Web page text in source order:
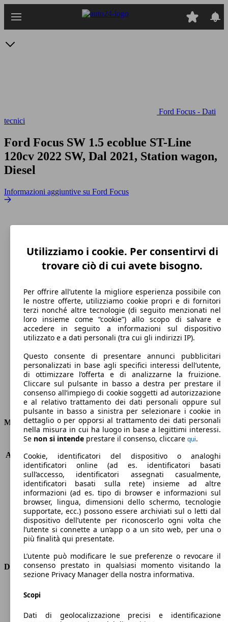
Ford Focus - Dati
tecnici
Ford Focus SW 1.5 ecoblue ST-Line
120cv 2022 SW, Dal 2021, Station wagon,
Diesel
Informazioni aggiuntive su Ford Focus
194 km/h
Velocità massima
Diesel
Carburante
Motore e Prestazioni
KW (PS)
88 kW (120 PS)
Accelerazione (0-100 km/h)
9.9s
Velocità massima (km/h)
194 km/h
Numero di marce
6
Coppia
300 nm
Cilindrata
1500 ccm
Carburante
Diesel
Cilindri
Trasmissione
Manuale
Tipo di trazione
Dimensioni
Larghezza
1830 mm
Utilizziamo i cookie. Per consentirvi di
trovare ciò di cui avete bisogno.
Per offrire all’utente la migliore esperienza possibile con
le nostre offerte, utilizziamo cookie propri e di fornitori
terzi nonché altre tecnologie (di seguito menzionati nel
loro insieme come “cookie”) allo scopo di salvare e
accedere in seguito a informazioni sul dispositivo
utilizzato e a dati personali (tra cui gli indirizzi IP).
Questo consente di presentare annunci pubblicitari
personalizzati in base agli specifici interessi dell’utente,
di ottimizzare l’offerta e di analizzarne la fruizione.
Cliccare sul pulsante in basso a destra per prestare il
consenso all’impiego di cookie soggetti ad autorizzazione
e al relativo trattamento dei dati personali oppure sul
pulsante in basso a sinistra per selezionare i cookie in
dettaglio o per opporsi al trattamento dei dati personali
nella misura in cui ha luogo in base a legittimi interessi.
Se non si intende prestare il consenso, cliccare qui.
Cookie, identificatori del dispositivo o analoghi
identificatori online (ad es. identificatori basati
sull’accesso, identificatori assegnati casualmente,
identificatori basati sulla rete) insieme ad altre
informazioni (ad es. tipo di browser e informazioni sul
browser, lingua, dimensioni dello schermo, tecnologie
supportate, ecc.) possono essere archiviati sul o letti dal
dispositivo dell’utente per riconoscerlo ogni volta che
l’utente si connette a un’app o a un sito web, per una o
più finalità qui presentate.
L’utente può modificare le sue preferenze o revocare il
consenso prestato in qualsiasi momento visitando la
sezione Privacy Manager della nostra informativa.
Scopi
Dati di geolocalizzazione precisi e identificazione